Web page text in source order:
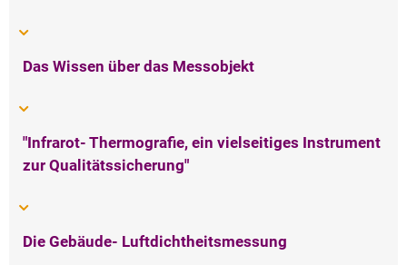
Das Wissen über das Messobjekt
"Infrarot- Thermografie, ein vielseitiges Instrument
zur Qualitätssicherung"
Die Gebäude- Luftdichtheitsmessung